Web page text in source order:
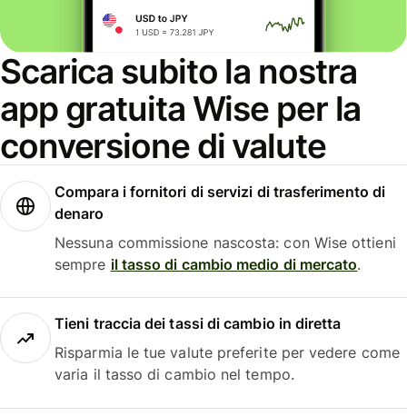
Scarica subito la nostra
app gratuita Wise per la
conversione di valute
Compara i fornitori di servizi di trasferimento di
denaro
Nessuna commissione nascosta: con Wise ottieni
sempre il tasso di cambio medio di mercato.
Tieni traccia dei tassi di cambio in diretta
Risparmia le tue valute preferite per vedere come
varia il tasso di cambio nel tempo.